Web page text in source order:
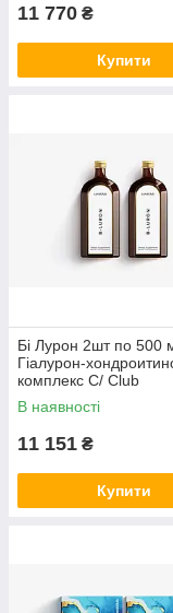
11 770 ₴
Купити
Бі Лурон 2шт по 500
Гіалурон-
комплекс С/ Club
В наявності
11 151 ₴
Купити